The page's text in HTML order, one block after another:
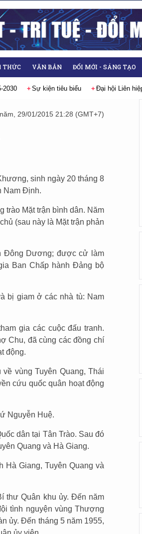
THỨC VĂN BẢN ĐỔI MỚI - SÁNG TẠO
Sự kiện tiêu biểu Đại hội Liên
29/01/2015 21:28 (GMT+7)
sinh ngày 20 tháng 8
Nam Định.
trào Mặt trận bình dân. Năm
(sau này là Mặt trận phản
Đông Dương; được cử làm
Ban Chấp hành Đảng bộ
bị giam ở các nhà tù: Nam
gia các cuộc đấu tranh.
Chu, đã cùng các đồng chí
động.
vùng Tuyên Quang, Thái
cứu quốc quân hoạt động
Nguyễn Huệ.
dân tại Tân Trào. Sau đó
Quang và Hà Giang.
Hà Giang, Tuyên Quang và
thư Quân khu ủy. Đến năm
tình nguyện vùng Thượng
ủy. Đến tháng 5 năm 1955,